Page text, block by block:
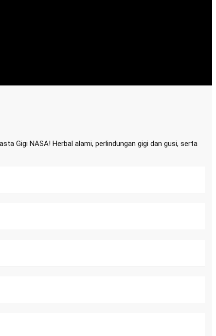
Gigi NASA! Herbal alami, perlindungan gigi dan gusi, serta